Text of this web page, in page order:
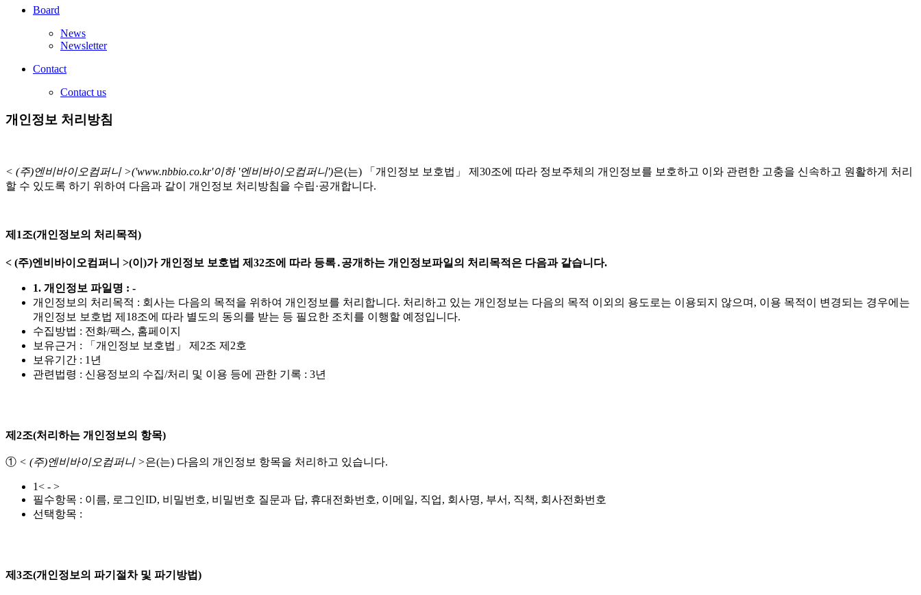
Board
News
Newsletter
Contact
Contact us
개인정보 처리방침
< (주)엔비바이오컴퍼니 >('www.nbbio.co.kr'이하 '엔비바이오컴퍼니')은(는) 「개인정보 보호법」 제30조에 따라 정보주체의 개인정보를 보호하고 이와 관련한 고충을 신속하고 원활하게 처리
할 수 있도록 하기 위하여 다음과 같이 개인정보 처리방침을 수립·공개합니다.
제1조(개인정보의 처리목적)
< (주)엔비바이오컴퍼니 >(이)가 개인정보 보호법 제32조에 따라 등록․공개하는 개인정보파일의 처리목적은 다음과 같습니다.
1. 개인정보 파일명 : -
개인정보의 처리목적 : 회사는 다음의 목적을 위하여 개인정보를 처리합니다. 처리하고 있는 개인정보는 다음의 목적 이외의 용도로는 이용되지 않으며, 이용 목적이 변경되는 경우에는
개인정보 보호법 제18조에 따라 별도의 동의를 받는 등 필요한 조치를 이행할 예정입니다.
수집방법 : 전화/팩스, 홈페이지
보유근거 : 「개인정보 보호법」 제2조 제2호
보유기간 : 1년
관련법령 : 신용정보의 수집/처리 및 이용 등에 관한 기록 : 3년
제2조(처리하는 개인정보의 항목)
① < (주)엔비바이오컴퍼니 >은(는) 다음의 개인정보 항목을 처리하고 있습니다.
1< - >
필수항목 : 이름, 로그인ID, 비밀번호, 비밀번호 질문과 답, 휴대전화번호, 이메일, 직업, 회사명, 부서, 직책, 회사전화번호
선택항목 :
제3조(개인정보의 파기절차 및 파기방법)